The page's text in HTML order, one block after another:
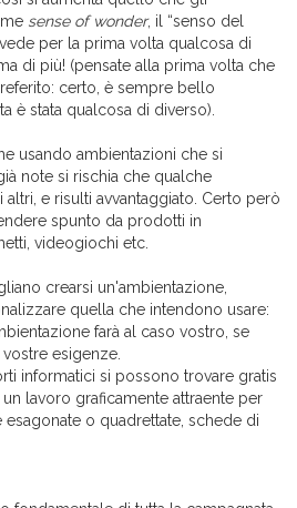
sense of wonder, il “senso del
per la prima volta qualcosa di
di più! (pensate alla prima volta che
certo, è sempre bello
è stata qualcosa di diverso).
usando ambientazioni che si
note si rischia che qualche
e risulti avvantaggiato. Certo però
spunto da prodotti in
videogiochi etc.
crearsi un'ambientazione,
quella che intendono usare:
farà al caso vostro, se
esigenze.
informatici si possono trovare gratis
lavoro graficamente attraente per
o quadrettate, schede di